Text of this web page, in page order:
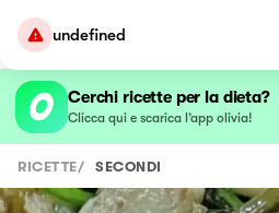
undefined
Cerchi ricette per la dieta?
Clicca qui e scarica l’app olivia!
RICETTE/ SECONDI